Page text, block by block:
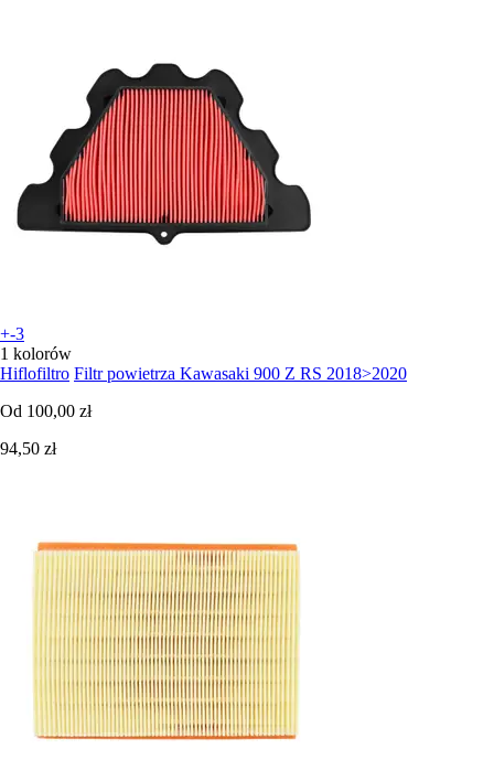
+-3
1 kolorów
Hiflofiltro Filtr powietrza Kawasaki 900 Z RS 2018>2020
Od 100,00 zł
94,50 zł